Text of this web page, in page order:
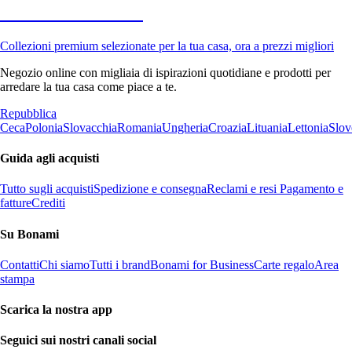
Collezioni premium selezionate per la tua casa, ora a prezzi migliori
Negozio online con migliaia di ispirazioni quotidiane e prodotti per
arredare la tua casa come piace a te.
Repubblica
CecaPoloniaSlovacchiaRomaniaUngheriaCroaziaLituaniaLettonia
Guida agli acquisti
Tutto sugli acquistiSpedizione e consegnaReclami e resi Pagamento e
fattureCrediti
Su Bonami
ContattiChi siamoTutti i brandBonami for BusinessCarte regaloArea
stampa
Scarica la nostra app
Seguici sui nostri canali social